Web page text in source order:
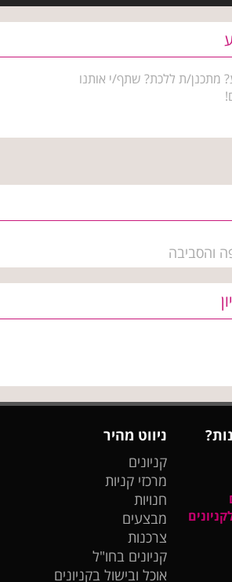
מתכנן/ת ללכת? שתף/י אותנו
והסביבה
ניווט מהיר
קניונים
מרכזי קניות
חנויות
מבצעים
צרכנות
קניונים בחו"ל
אוכל ובישול בקניונים